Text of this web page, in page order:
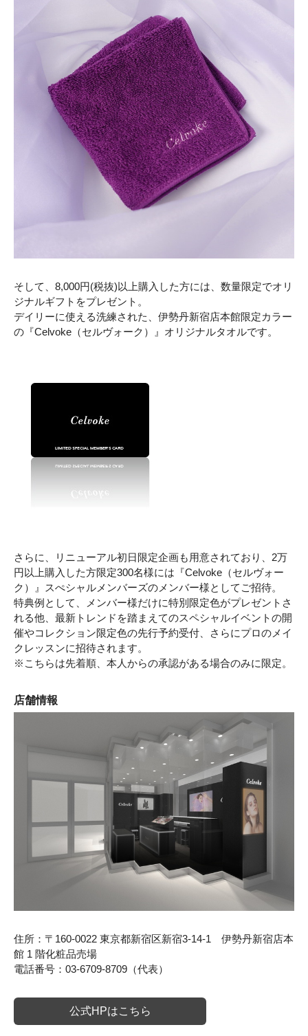
そして、8,000円(税抜)以上購入した方には、数量限定でオリ
ジナルギフトをプレゼント。
デイリーに使える洗練された、伊勢丹新宿店本館限定カラー
の『Celvoke（セルヴォーク）』オリジナルタオルです。
さらに、リニューアル初日限定企画も用意されており、2万
円以上購入した方限定300名様には『Celvoke（セルヴォー
ク）』スぺシャルメンバーズのメンバー様としてご招待。
特典例として、メンバー様だけに特別限定色がプレゼントさ
れる他、最新トレンドを踏まえてのスペシャルイベントの開
催やコレクション限定色の先行予約受付、さらにプロのメイ
クレッスンに招待されます。
※こちらは先着順、本人からの承認がある場合のみに限定。
店舗情報
住所：〒160-0022 東京都新宿区新宿3-14-1 伊勢丹新宿店本
館 1 階化粧品売場
電話番号：03-6709-8709（代表）
公式HPはこちら